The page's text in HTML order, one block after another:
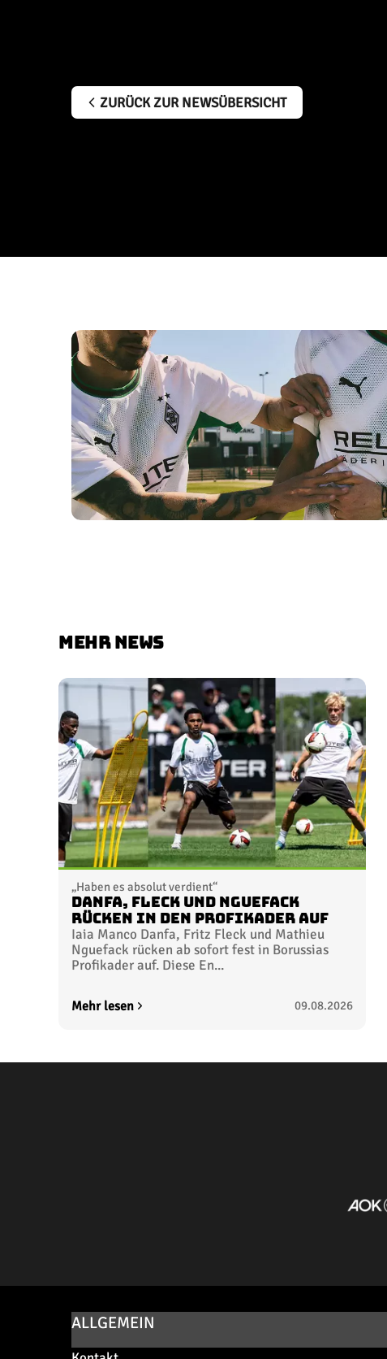
ZURÜCK ZUR NEWSÜBERSICHT
MEHR NEWS
„Haben es absolut verdient“
Danfa, Fleck und Nguefack
rücken in den Profikader auf
Iaia Manco Danfa, Fritz Fleck und Mathieu
Nguefack rücken ab sofort fest in Borussias
Profikader auf. Diese En...
Mehr lesen 09.08.2026
ALLGEMEIN